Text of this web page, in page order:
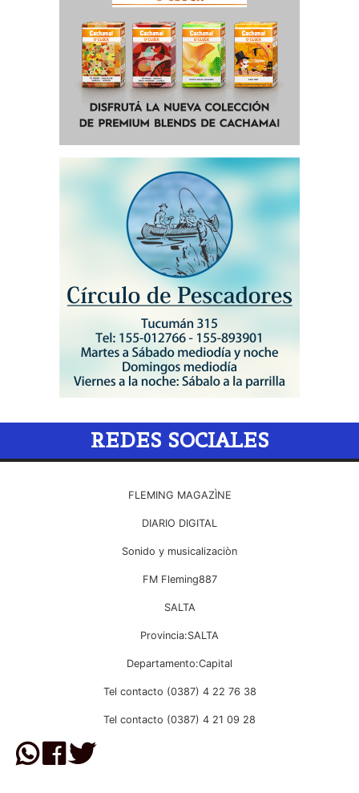
REDES SOCIALES
FLEMING MAGAZÌNE
DIARIO DIGITAL
Sonido y musicalizaciòn
FM Fleming887
SALTA
Provincia:SALTA
Departamento:Capital
Tel contacto (0387) 4 22 76 38
Tel contacto (0387) 4 21 09 28